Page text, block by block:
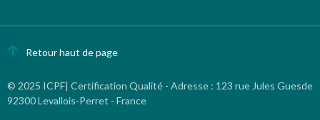
Retour haut de page
© 2025 ICPF| Certification Qualité - Adresse : 123 rue Jules Guesde
92300 Levallois-Perret - France